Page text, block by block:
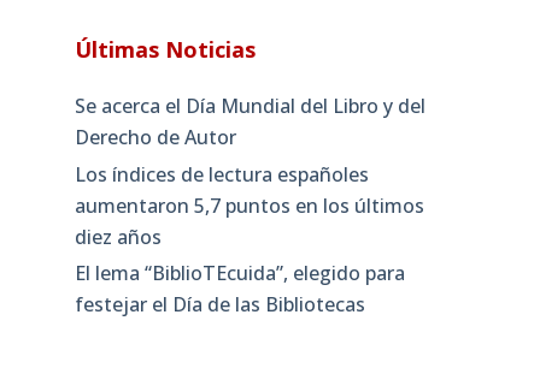
Últimas Noticias
Se acerca el Día Mundial del Libro y del
Derecho de Autor
Los índices de lectura españoles
aumentaron 5,7 puntos en los últimos
diez años
El lema “BiblioTEcuida”, elegido para
festejar el Día de las Bibliotecas